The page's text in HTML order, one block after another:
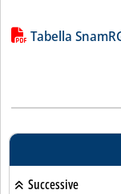
Lista allegati
Tabella
Successive